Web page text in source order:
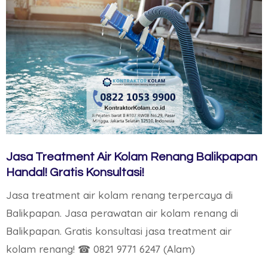
Jasa Treatment Air Kolam Renang Balikpapan
Handal! Gratis Konsultasi!
Jasa treatment air kolam renang terpercaya di
Balikpapan. Jasa perawatan air kolam renang di
Balikpapan. Gratis konsultasi jasa treatment air
kolam renang! ☎ 0821 9771 6247 (Alam)